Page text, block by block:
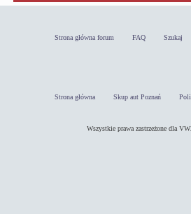
Strona główna forum FAQ Szukaj
Strona główna Skup aut Poznań
Wszystkie prawa zastrzeżone dla